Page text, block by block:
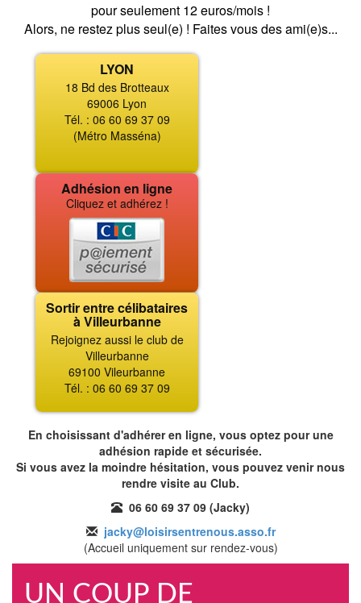
pour seulement 12 euros/mois !
Alors, ne restez plus seul(e) ! Faites vous des ami(e)s...
LYON
18 Bd des Brotteaux
69006 Lyon
Tél. : 06 60 69 37 09
(Métro Masséna)
Adhésion en ligne
Cliquez et adhérez !
Sortir entre célibataires
à Villeurbanne
Rejoignez aussi le club de
Villeurbanne
69100 Vileurbanne
Tél. : 06 60 69 37 09
En choisissant d'adhérer en ligne, vous optez pour une
adhésion rapide et sécurisée.
Si vous avez la moindre hésitation, vous pouvez venir nous
rendre visite au Club.
06 60 69 37 09 (Jacky)
jacky@loisirsentrenous.asso.fr
(Accueil uniquement sur rendez-vous)
UN COUP DE